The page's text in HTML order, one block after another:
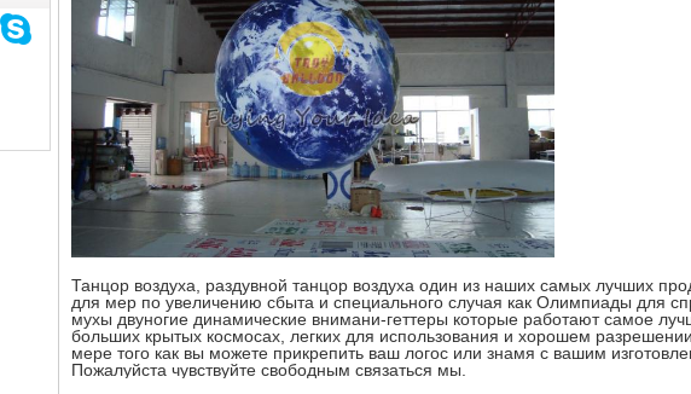
Танцор воздуха, раздувной танцор воздуха один из наших самых лучших
для мер по увеличению сбыта и специального случая как Олимпиады для
мухы двуногие динамические внимани-геттеры которые работают самое
больших крытых космосах, легких для использования и хорошем
мере того как вы можете прикрепить ваш логос или знамя с вашим
Пожалуйста чувствуйте свободным связаться мы.